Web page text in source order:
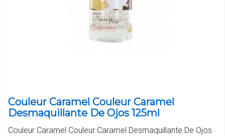
Couleur Caramel Couleur Caramel
Desmaquillante De Ojos 125ml
Couleur Caramel Couleur Caramel Desmaquillante De Ojos